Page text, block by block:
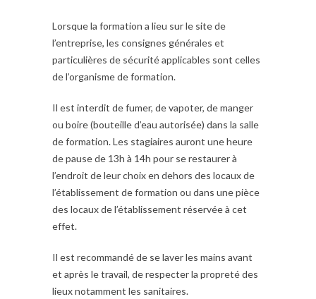
Lorsque la formation a lieu sur le site de
l’entreprise, les consignes générales et
particulières de sécurité applicables sont celles
de l’organisme de formation.
Il est interdit de fumer, de vapoter, de manger
ou boire (bouteille d’eau autorisée) dans la salle
de formation. Les stagiaires auront une heure
de pause de 13h à 14h pour se restaurer à
l’endroit de leur choix en dehors des locaux de
l’établissement de formation ou dans une pièce
des locaux de l’établissement réservée à cet
effet.
Il est recommandé de se laver les mains avant
et après le travail, de respecter la propreté des
lieux notamment les sanitaires.